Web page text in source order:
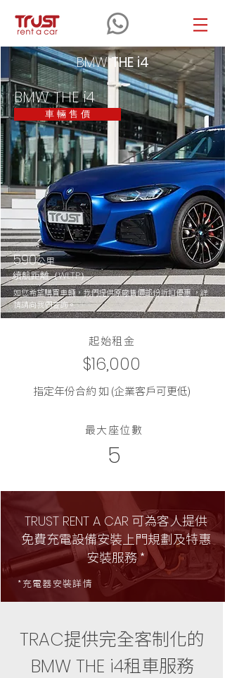
BMWTHEi4
BMW THE i4
車 輛 售 價
590公里
續航距離（WLTP）
如您希望購買車輛，我們提供原廠售價部份折扣優惠 ，詳
情請向我們查詢。
起始租金
$16,000
指定年份合約 如 (企業客戶可更低)
最大座位數
5
TRUST RENT A CAR 可為客人提供
免費充電設備安裝上門規劃及特惠
安裝服務 *
*充電器安裝詳情
TRAC提供完全客制化的
BMW THE i4租車服務